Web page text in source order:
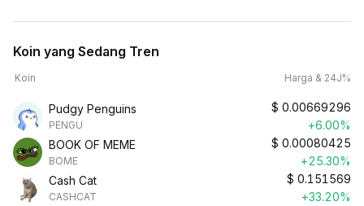
Koin yang Sedang Tren
Koin Harga & 24J%
Pudgy Penguins
PENGU
$ 0.00669296
+6.00%
BOOK OF MEME
BOME
$ 0.00080425
+25.30%
Cash Cat
CASHCAT
$ 0.151569
+33.20%